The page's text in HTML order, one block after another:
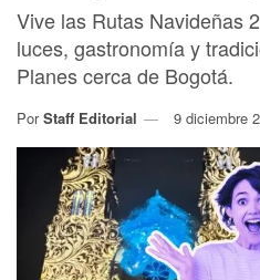
Vive las Rutas Navideñas
luces, gastronomía y
Planes cerca de Bogotá.
Por Staff Editorial 9 diciembre